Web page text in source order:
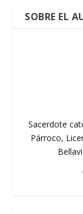
SOBRE EL
Sacerdote
Párroco,